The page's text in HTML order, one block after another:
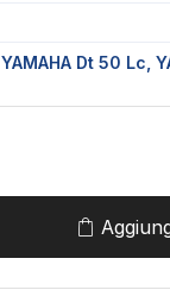
YAMAHA Dt 50 Lc,